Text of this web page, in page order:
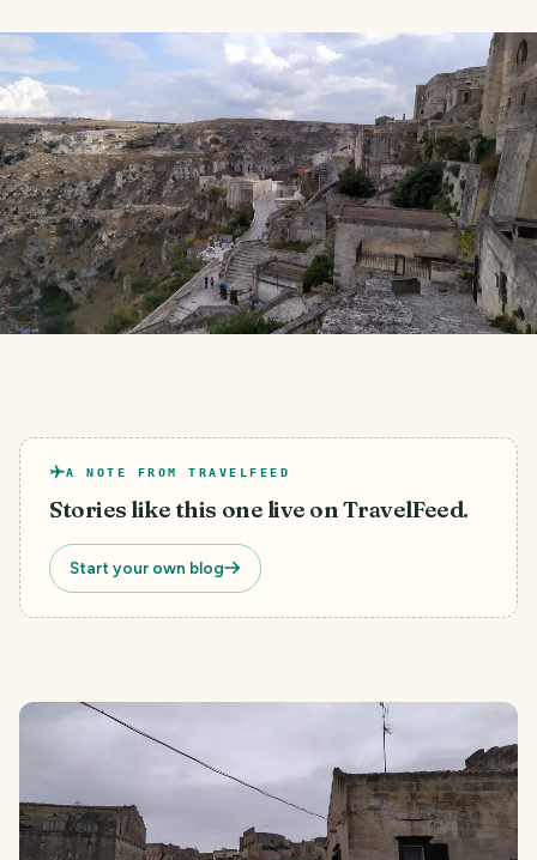
A NOTE FROM TRAVELFEED
Stories like this one live on TravelFeed.
Start your own blog